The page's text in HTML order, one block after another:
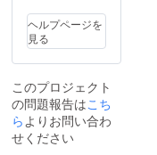
に寄贈
させて
いただ
きま
に指定
希望が
ない場
合は
「な
ヘルプページを
見る
このプロジェクト
の問題報告はこち
ら よりお問い合わ
せください